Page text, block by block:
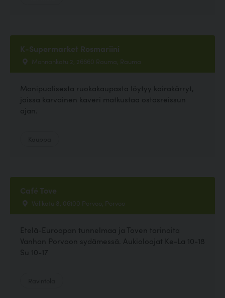
K-Supermarket Rosmariini
Monnankatu 2, 26660 Rauma, Rauma
Monipuolisesta ruokakaupasta löytyy koirakärryt,
joissa karvainen kaveri matkustaa ostosreissun
ajan.
Café Tove
Välikatu 8, 06100 Porvoo, Porvoo
Etelä-Euroopan tunnelmaa ja Toven tarinoita
Vanhan Porvoon sydämessä. Aukioloajat Ke-La 10-18
Su 10-17